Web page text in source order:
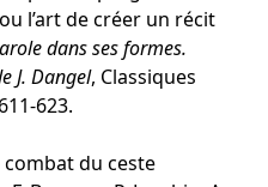
ou l’art de créer un récit
dans ses formes.
J. Dangel, Classiques
623.
combat du ceste